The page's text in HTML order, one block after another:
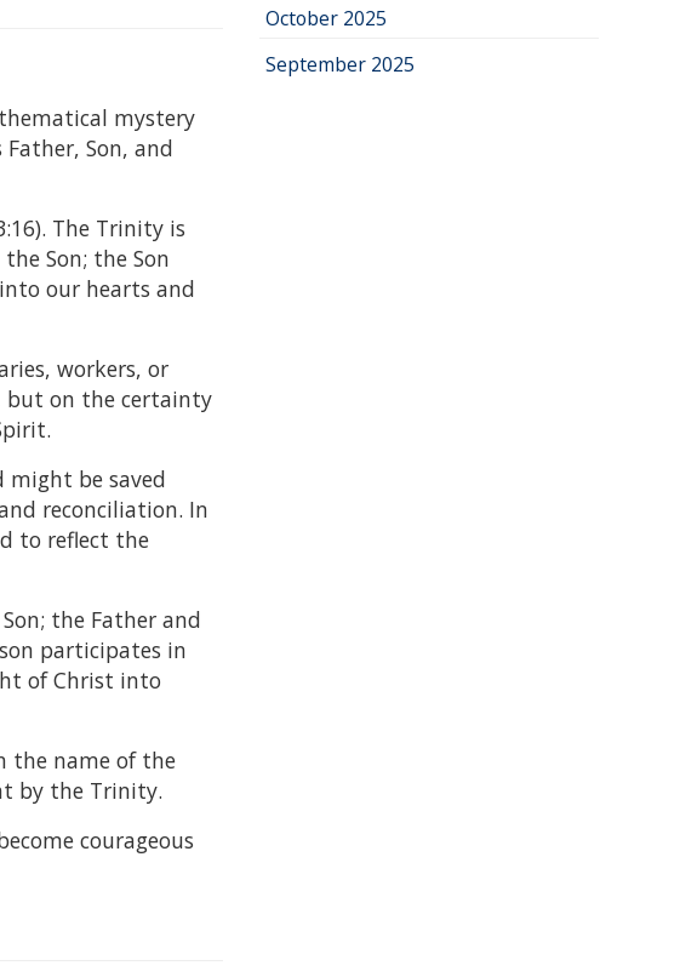
mystery
Son, and
The Trinity is
Son; the Son
our hearts and
workers, or
but on the certainty
might be saved
reconciliation. In
to reflect the
the Father and
participates in
of Christ into
the name of the
by the Trinity.
courageous
October 2025
September 2025